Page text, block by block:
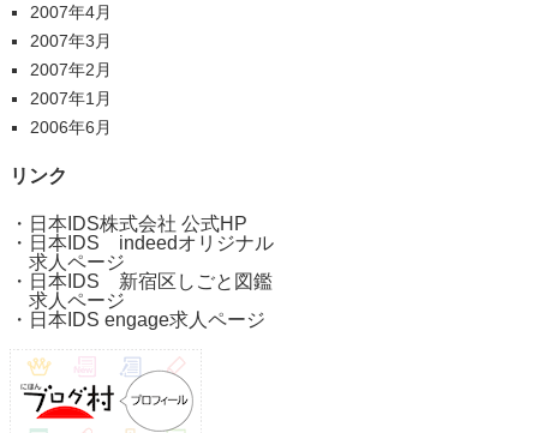
2007年4月
2007年3月
2007年2月
2007年1月
2006年6月
リンク
・ 日本IDS株式会社 公式HP
・ 日本IDS indeedオリジナル
求人ページ
・ 日本IDS 新宿区しごと図鑑
求人ページ
・ 日本IDS engage求人ページ